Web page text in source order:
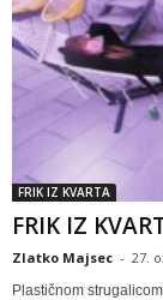
FRIK IZ KVARTA
FRIK IZ
Zlatko Majsec - 27.
Plastičnom